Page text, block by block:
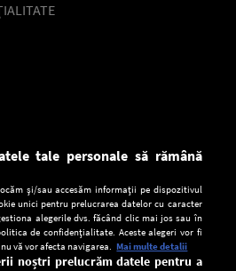
Europa FM pentru smartphone:
tale personale să rămână
și/sau accesăm informații pe dispozitivul
unici pentru prelucrarea datelor cu caracter
alegerile dvs. făcând clic mai jos sau în
de confidențialitate. Aceste alegeri vor fi
vă vor afecta navigarea. Mai multe detalii
noștri prelucrăm datele pentru a